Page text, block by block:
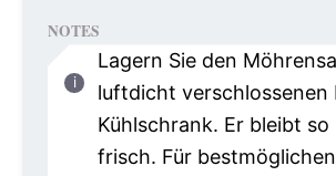
NOTES
Lagern Sie den
luftdicht verschlossenen
Kühlschrank. Er bleibt so
frisch. Für bestmöglichen